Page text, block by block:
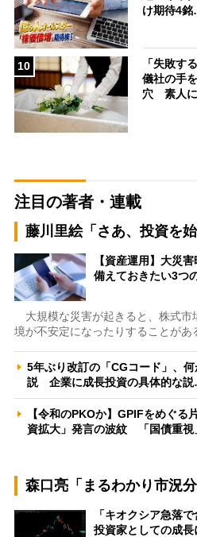
け期待4
10
「失敗す
儀社の手
穴 素人
注目の著者・連載
藤川里絵「さあ、投資を始
【資産運用】大災
備えておきたい3つ
大規模な災害が起きると、株式市
境が不安定になったりすることがあ
5年ぶり改訂の「CGコード」、
説 企業に成長投資の具体的な
【令和のPKOか】GPIFをめぐる
資拡大」発言の波紋 「国債重
森口亮「まるわかり市況分
「キオクシア急落
投資家としての成